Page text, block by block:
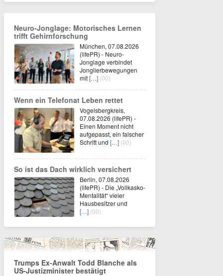
Neuro-Jonglage: Motorisches Lernen
trifft Gehirnforschung
München, 07.08.2026
(lifePR) - Neuro-
Jonglage verbindet
Jonglierbewegungen
mit[…] (00)
Wenn ein Telefonat Leben rettet
Vogelsbergkreis,
07.08.2026 (lifePR) -
Einen Moment nicht
aufgepasst, ein falscher
Schritt und […] (00)
So ist das Dach wirklich versichert
Berlin, 07.08.2026
(lifePR) - Die „Vollkasko-
Mentalität“ vieler
Hausbesitzer und
[…] (00)
Trumps Ex-Anwalt Todd Blanche als
US-Justizminister bestätigt